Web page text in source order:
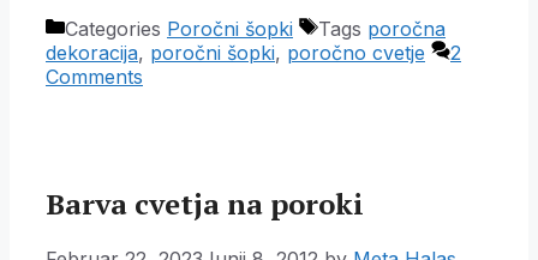
Categories Poročni šopki Tags poročna
dekoracija, poročni šopki, poročno cvetje
2
Comments
Barva cvetja na poroki